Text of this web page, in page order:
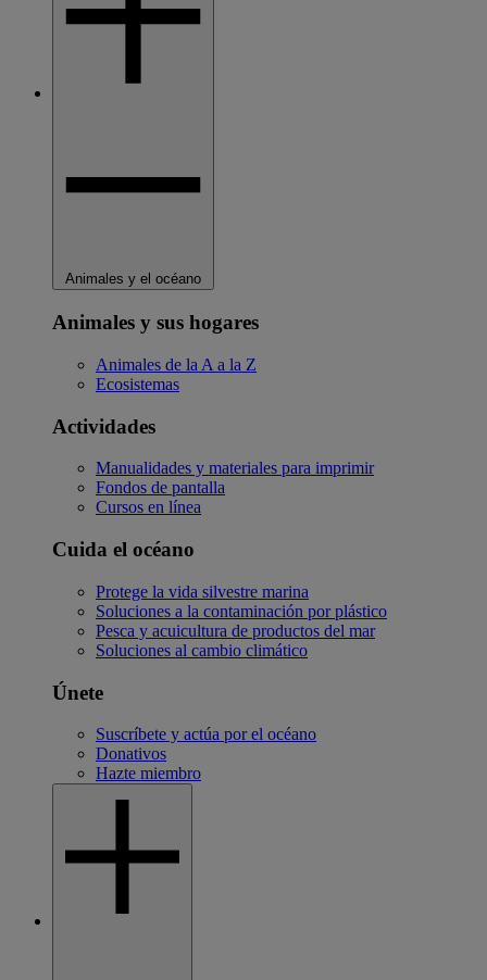
Animales y el océano
Animales y sus hogares
Animales de la A a la Z
Ecosistemas
Actividades
Manualidades y materiales para imprimir
Fondos de pantalla
Cursos en línea
Cuida el océano
Protege la vida silvestre marina
Soluciones a la contaminación por plástico
Pesca y acuicultura de productos del mar
Soluciones al cambio climático
Únete
Suscríbete y actúa por el océano
Donativos
Hazte miembro